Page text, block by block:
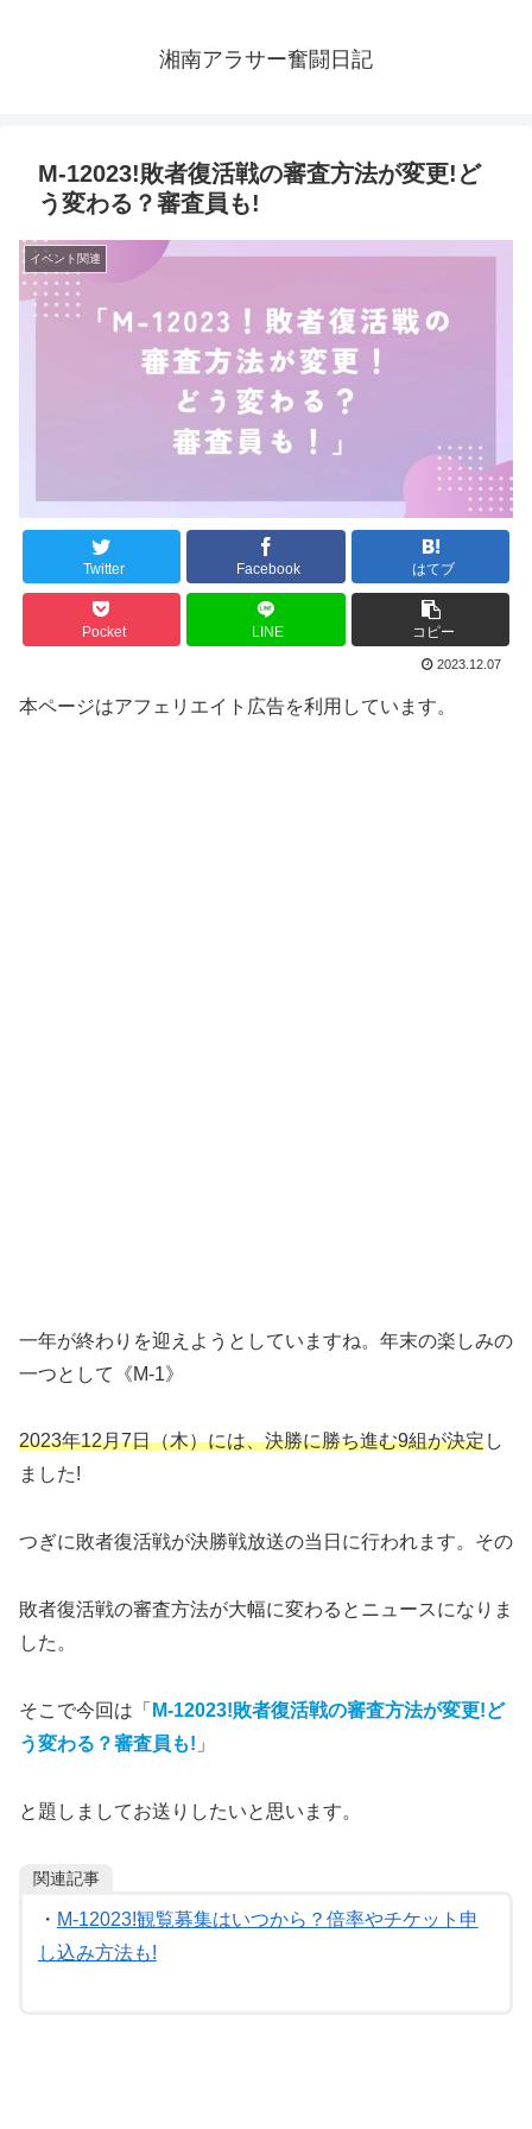
湘南アラサー奮闘日記
M-12023!敗者復活戦の審査方法が変更!ど
う変わる？審査員も!
イベント関連
Twitter Facebook はてブ
Pocket LINE コピー
2023.12.07
本ページはアフェリエイト広告を利用しています。
一年が終わりを迎えようとしていますね。年末の楽しみの
一つとして《M-1》
2023年12月7日（木）には、決勝に勝ち進む9組が決定し
ました!
つぎに敗者復活戦が決勝戦放送の当日に行われます。その
敗者復活戦の審査方法が大幅に変わるとニュースになりま
した。
そこで今回は「 M-12023!敗者復活戦の審査方法が変更!ど
う変わる？審査員も! 」
と題しましてお送りしたいと思います。
関連記事
・ M-12023!観覧募集はいつから？倍率やチケット申
し込み方法も!